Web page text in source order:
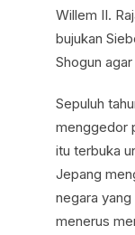
Willem II.
bujukan
Shogun
Sepuluh
menggedor
itu terbuka
Jepang
negara
menerus